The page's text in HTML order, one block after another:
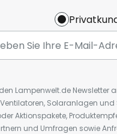
Lampenwelt.de
Solaranlagen
Aktionspakete,
und Umfragen sowie